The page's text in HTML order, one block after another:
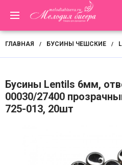
ГЛАВНАЯ / БУСИНЫ ЧЕШСКИЕ /
Бусины Lentils 6мм,
00030/27400
725-013, 20шт